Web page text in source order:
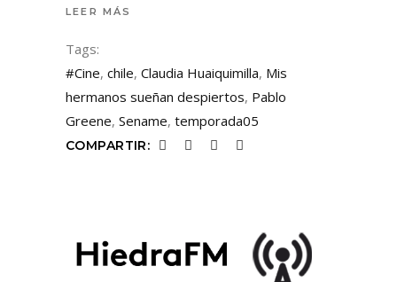
LEER MÁS
Tags:
#Cine, chile, Claudia Huaiquimilla, Mis
hermanos sueñan despiertos, Pablo
Greene, Sename, temporada05
COMPARTIR: